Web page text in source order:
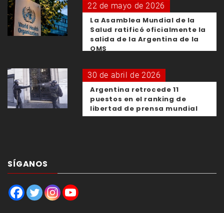
22 de mayo de 2026
La Asamblea Mundial de la
Salud ratificó oficialmente la
salida de la Argentina de la
OMS
30 de abril de 2026
Argentina retrocede 11
puestos en el ranking de
libertad de prensa mundial
SÍGANOS